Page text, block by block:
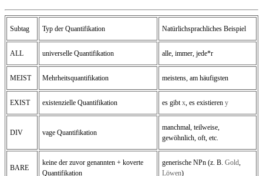
Subtag Typ der Quantifikation Natürlichsprachliches Beispiel
ALL universelle Quantifikation alle, immer, jede*r
MEIST Mehrheitsquantifikation meistens, am häufigsten
EXIST existenzielle Quantifikation es gibt x , es existieren y
DIV vage Quantifikation
manchmal, teilweise,
gewöhnlich, oft, etc.
BARE
keine der zuvor genannten + koverte
Quantifikation
generische NPn (z. B. Gold
Löwen)